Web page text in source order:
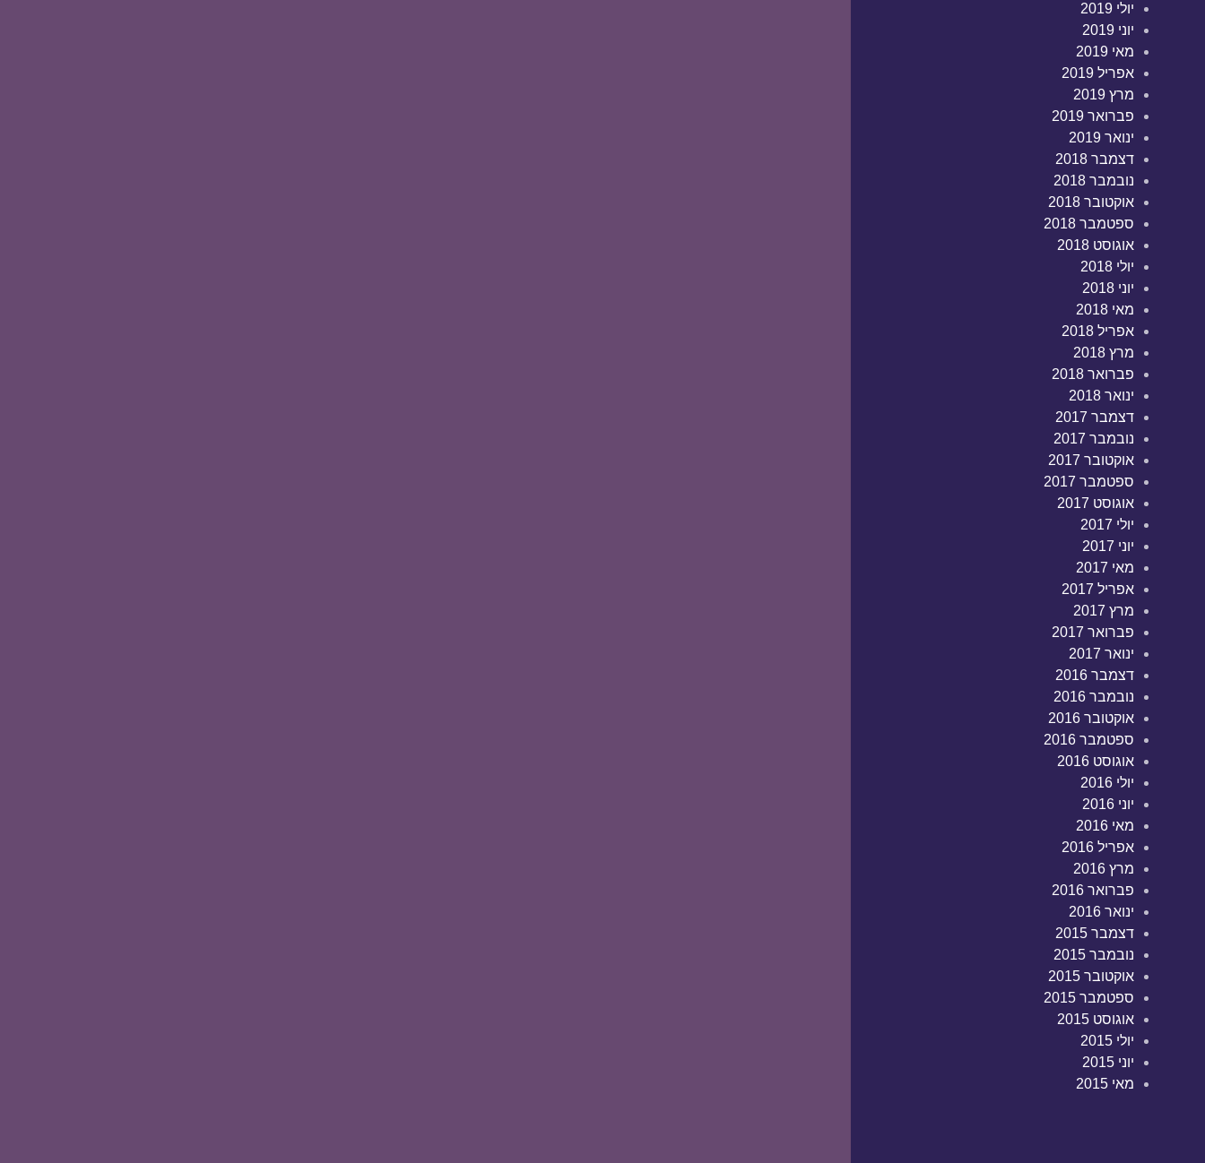
יולי 2019
יוני 2019
מאי 2019
אפריל 2019
מרץ 2019
פברואר 2019
ינואר 2019
דצמבר 2018
נובמבר 2018
אוקטובר 2018
ספטמבר 2018
אוגוסט 2018
יולי 2018
יוני 2018
מאי 2018
אפריל 2018
מרץ 2018
פברואר 2018
ינואר 2018
דצמבר 2017
נובמבר 2017
אוקטובר 2017
ספטמבר 2017
אוגוסט 2017
יולי 2017
יוני 2017
מאי 2017
אפריל 2017
מרץ 2017
פברואר 2017
ינואר 2017
דצמבר 2016
נובמבר 2016
אוקטובר 2016
ספטמבר 2016
אוגוסט 2016
יולי 2016
יוני 2016
מאי 2016
אפריל 2016
מרץ 2016
פברואר 2016
ינואר 2016
דצמבר 2015
נובמבר 2015
אוקטובר 2015
ספטמבר 2015
אוגוסט 2015
יולי 2015
יוני 2015
מאי 2015